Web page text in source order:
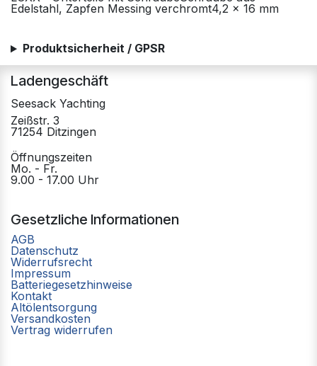
Edelstahl, Zapfen Messing verchromt4,2 x 16 mm
Produktsicherheit / GPSR
Ladengeschäft
Seesack Yachting
Zeißstr. 3
71254 Ditzingen
Öffnungszeiten
Mo. - Fr.
9.00 - 17.00 Uhr
Gesetzliche Informationen
AGB
Datenschutz
Widerrufsrecht
Impressum
Batteriegesetzhinweise
Kontakt
Altölentsorgung
Versandkosten
Vertrag widerrufen